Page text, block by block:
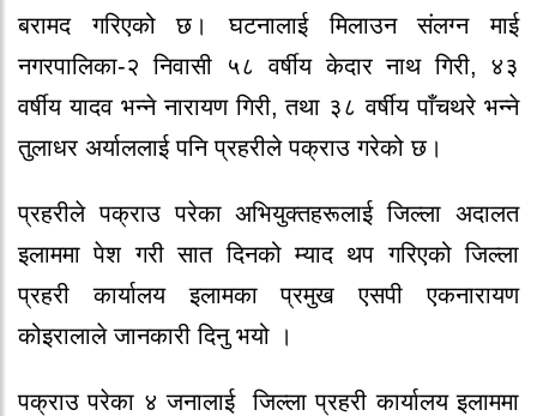
बरामद गरिएको छ। घटनालाई मिलाउन संलग्न माई
नगरपालिका-२ निवासी ५८ वर्षीय केदार नाथ गिरी, ४३
वर्षीय यादव भन्ने नारायण गिरी, तथा ३८ वर्षीय पाँचथरे भन्ने
तुलाधर अर्याललाई पनि प्रहरीले पक्राउ गरेको छ।
प्रहरीले पक्राउ परेका अभियुक्तहरूलाई जिल्ला अदालत
इलाममा पेश गरी सात दिनको म्याद थप गरिएको जिल्ला
प्रहरी कार्यालय इलामका प्रमुख एसपी एकनारायण
कोइरालाले जानकारी दिनु भयो ।
पक्राउ परेका ४ जनालाई
जिल्ला प्रहरी कार्यालय इलाममा